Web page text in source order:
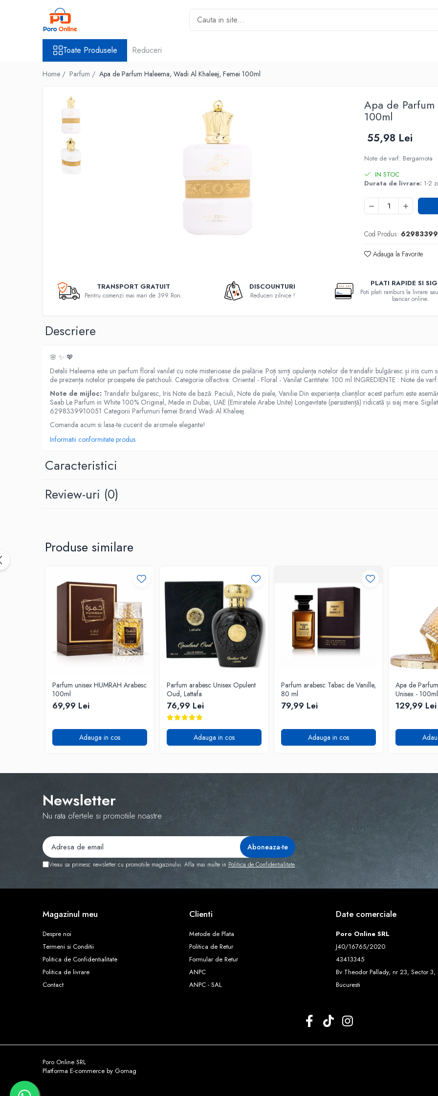
Toate Produsele
Parfumuri Arabesti
Toate Produsele Reduceri
Home / Parfum / Apa de Parfum Haleema, Wadi Al Khaleej, Femei 100ml
Apa de
100ml
55,98 Lei
Note de varf: Bergamota
IN STOC
Durata de livrare: 1-2
Cod Produs:
Adauga la Favorite
TRANSPORT GRATUIT
Pentru comenzi mai mari de 399 Ron.
DISCOUNTURI
Reduceri zilnice !
PLATI RAPIDE SI
Poti plati ramburs la livrare
bancar online.
Descriere
🌸 ✨ 💖
Detalii Haleema este un parfum floral vanilat cu note misterioase de pielărie. Poți simți opulența notelor de trandafir bulgăresc și iris
de prezența notelor proaspete de patchouli. Categorie olfactiva: Oriental - Floral - Vanilat Cantitate: 100 ml INGREDIENTE : Note de
Note de mijloc: Trandafir bulgaresc, Iris Note de bază: Paciuli, Note de piele, Vanilie Din experiența clienților acest parfum este
Saab Le Parfum in White 100% Original, Made in Dubai, UAE (Emiratele Arabe Unite) Longevitate (persistență) ridicată și siaj mare.
6298339910051 Categorii Parfumuri femei Brand Wadi Al Khaleej
Comanda acum si lasa-te cucerit de aromele elegante!
Informatii conformitate produs
Caracteristici
Review-uri (0)
Produse similare
Parfum unisex HUMRAH Arabesc
100ml
69,99 Lei
Adauga in cos
Parfum arabesc Unisex Opulent
Oud, Lattafa
76,99 Lei
Adauga in cos
Parfum arabesc Tabac de Vanille,
80 ml
79,99 Lei
Adauga in cos
Apa de
Unisex - 100ml
129,99 Lei
Newsletter
Nu rata ofertele si promotiile noastre
Vreau sa primesc newsletter cu promotiile magazinului. Afla mai multe in Politica de Confidentialitate
Magazinul meu
Despre noi
Termeni si Conditii
Politica de Confidentialitate
Politica de livrare
Contact
Clienti
Metode de Plata
Politica de Retur
Formular de Retur
ANPC
ANPC - SAL
Date comerciale
Poro Online SRL
J40/16765/2020
43413345
Bv Theodor Pallady, nr 23, Sector 3,
Bucuresti
Poro Online SRL
Platforma E-commerce by Gomag